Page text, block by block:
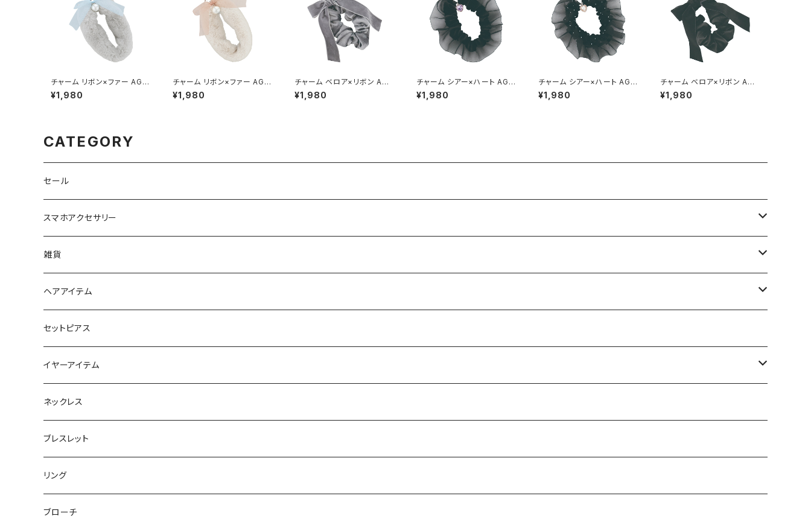
チャーム リボン×ファー AGK
0066-GY（グレー）
¥1,980
チャーム リボン×ファー AGK
0066-IV（アイボリー）
¥1,980
チャーム ベロア×リボン AGK
0068-GY（グレー）
¥1,980
チャーム シアー×ハート AGK
0067-A
¥1,980
チャーム シアー×ハート AGK
0067-B
¥1,980
チャーム ベロア×リボン AGK
0068-BK（ブラック）
¥1,980
CATEGORY
セール
スマホアクセサリー
iPhoneケース
スマホリング＆グリップ
マルチショルダー
雑貨
ポーチ
マチ付きポーチ
フラットポーチ
スマートキーポーチ
チャーム / カラビナ
ウォレット / 財布
トートバッグ
パスケース
ミラー
ヘアアイテム
静電気軽減ヘアブレスレット
ポニーフック
テールクラッチ
シュシュット
キープスタイラー
ヘアピン
セットピアス
イヤーアイテム
ステンレスピアス
ピアス
イヤリング
セットピアス
ネックレス
ブレスレット
リング
ブローチ